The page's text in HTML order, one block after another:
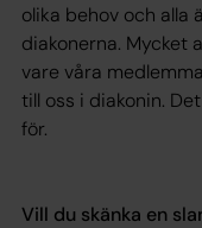
olika behov och alla
diakonerna. Mycket
vare våra
till oss i diakonin.
för.
Vill du skänka en